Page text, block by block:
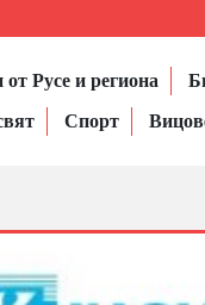
Русе и региона
Спорт